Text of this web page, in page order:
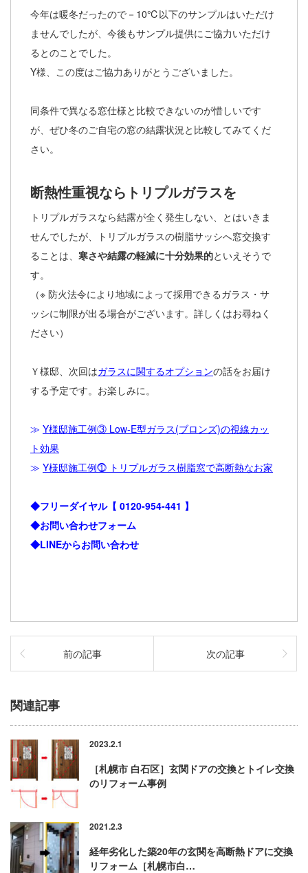
今年は暖冬だったので－10℃以下のサンプルはいただけ
ませんでしたが、今後もサンプル提供にご協力いただけ
るとのことでした。
Y様、この度はご協力ありがとうございました。
同条件で異なる窓仕様と比較できないのが惜しいです
が、ぜひ冬のご自宅の窓の結露状況と比較してみてくだ
さい。
断熱性重視ならトリプルガラスを
トリプルガラスなら結露が全く発生しない、とはいきま
せんでしたが、トリプルガラスの樹脂サッシへ窓交換す
ることは、 寒さや結露の軽減に十分効果的といえそうで
す。
（※ 防火法令により地域によって採用できるガラス・サ
ッシに制限が出る場合がございます。詳しくはお尋ねく
ださい）
Ｙ様邸、次回はガラスに関するオプションの話をお届け
する予定です。お楽しみに。
≫ Y様邸施工例③ Low-E型ガラス(ブロンズ)の視線カッ
ト効果
≫ Y様邸施工例⓵ トリプルガラス樹脂窓で高断熱なお家
◆フリーダイヤル【 0120-954-441 】
◆お問い合わせフォーム
◆LINEからお問い合わせ
前の記事 次の記事
関連記事
2023.2.1
［札幌市 白石区］玄関ドアの交換とトイレ交換
のリフォーム事例
2021.2.3
経年劣化した築20年の玄関を高断熱ドアに交換
リフォーム［札幌市白…